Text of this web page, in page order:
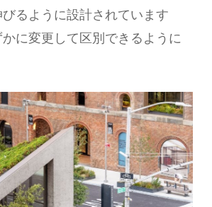
るように設計されています
に変更して区別できるように